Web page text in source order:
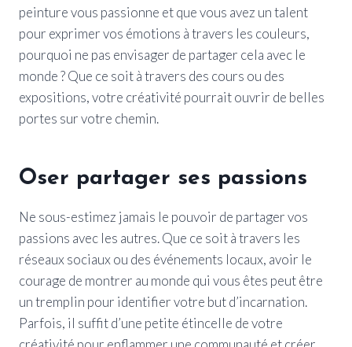
peinture vous passionne et que vous avez un talent
pour exprimer vos émotions à travers les couleurs,
pourquoi ne pas envisager de partager cela avec le
monde ? Que ce soit à travers des cours ou des
expositions, votre créativité pourrait ouvrir de belles
portes sur votre chemin.
Oser partager ses passions
Ne sous-estimez jamais le pouvoir de partager vos
passions avec les autres. Que ce soit à travers les
réseaux sociaux ou des événements locaux, avoir le
courage de montrer au monde qui vous êtes peut être
un tremplin pour identifier votre but d’incarnation.
Parfois, il suffit d’une petite étincelle de votre